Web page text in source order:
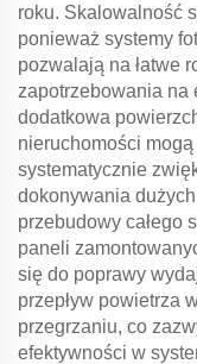
roku. Skalowalność
ponieważ systemy
pozwalają na łatwe
zapotrzebowania na
dodatkowa
nieruchomości
systematycznie
dokonywania
przebudowy całego
paneli
się do poprawy
przepływ powietrza
przegrzaniu, co
efektywności w